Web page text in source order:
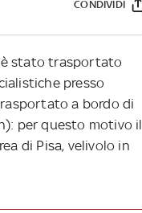
CONDIVIDI
è stato trasportato
presso
a bordo di
per questo motivo il
di Pisa, velivolo in